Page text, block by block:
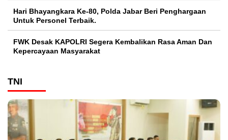
Hari Bhayangkara Ke-80, Polda Jabar Beri Penghargaan
Untuk Personel Terbaik.
FWK Desak KAPOLRI Segera Kembalikan Rasa Aman Dan
Kepercayaan Masyarakat
TNI